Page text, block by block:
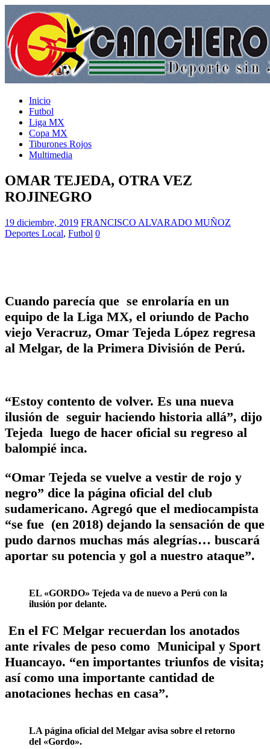
Inicio
Futbol
Liga MX
Copa MX
Tiburones Rojos
Multimedia
OMAR TEJEDA, OTRA VEZ
ROJINEGRO
19 diciembre, 2019 FRANCISCO ALVARADO MUÑOZ
Deportes Local, Futbol 0
Cuando parecía que se enrolaría en un
equipo de la Liga MX, el oriundo de Pacho
viejo Veracruz, Omar Tejeda López regresa
al Melgar, de la Primera División de Perú.
“Estoy contento de volver. Es una nueva
ilusión de seguir haciendo historia allá”, dijo
Tejeda luego de hacer oficial su regreso al
balompié inca.
“Omar Tejeda se vuelve a vestir de rojo y
negro” dice la página oficial del club
sudamericano. Agregó que el mediocampista
“se fue (en 2018) dejando la sensación de que
pudo darnos muchas más alegrías… buscará
aportar su potencia y gol a nuestro ataque”.
EL «GORDO» Tejeda va de nuevo a Perú con la
ilusión por delante.
En el FC Melgar recuerdan los anotados
ante rivales de peso como Municipal y Sport
Huancayo. “en importantes triunfos de visita;
así como una importante cantidad de
anotaciones hechas en casa”.
LA página oficial del Melgar avisa sobre el retorno
del «Gordo».